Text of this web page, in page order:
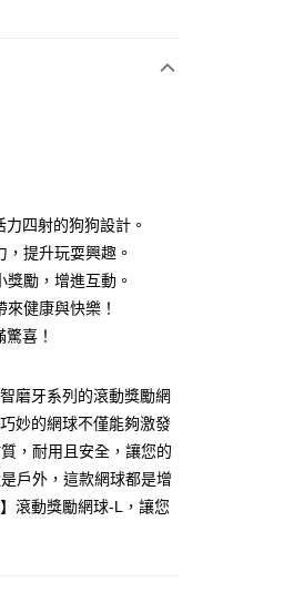
業銀行
際商業銀行
業銀行
台灣）商業銀行
託商業銀行
際商業銀行
業銀行
業銀行
業銀行
台灣）商業銀行
邦商業銀行
際商業銀行
業銀行
業銀行
際商業銀行
託商業銀行
業銀行
業銀行
邦商業銀行
小企業銀行
台灣）商業銀行
業銀行
際商業銀行
天信用卡公司
力四射的狗狗設計。
提升玩耍興趣。
勵，增進互動。
健康與快樂！
喜！
磨牙系列的滾動獎勵網
妙的網球不僅能夠激發
，耐用且安全，讓您的
戶外，這款網球都是增
滾動獎勵網球-L，讓您